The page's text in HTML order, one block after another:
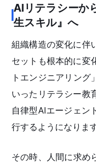
AIリテラシーか
生スキル』へ
組織構造の変化に伴
セットも根本的に変
トエンジニアリング
いったリテラシー教
自律型AIエージェン
行するようになります
その時、人間に求め